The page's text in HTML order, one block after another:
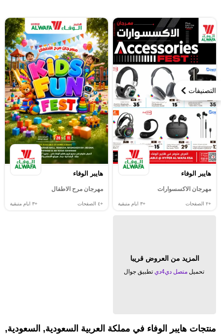
التصنيفات
هايبر الوفاء
مهرجان الاكسسوارات
+٢ الصفحات +٣ ايام متبقية
هايبر الوفاء
مهرجان مرح الاطفال
+٤ الصفحات +٣ ايام متبقية
المزيد من العروض قريبا
تحميل متصل دي4دي تطبيق جوال
منتجات هايبر الوفاء في مملكة العربية السعودية, السعودية,